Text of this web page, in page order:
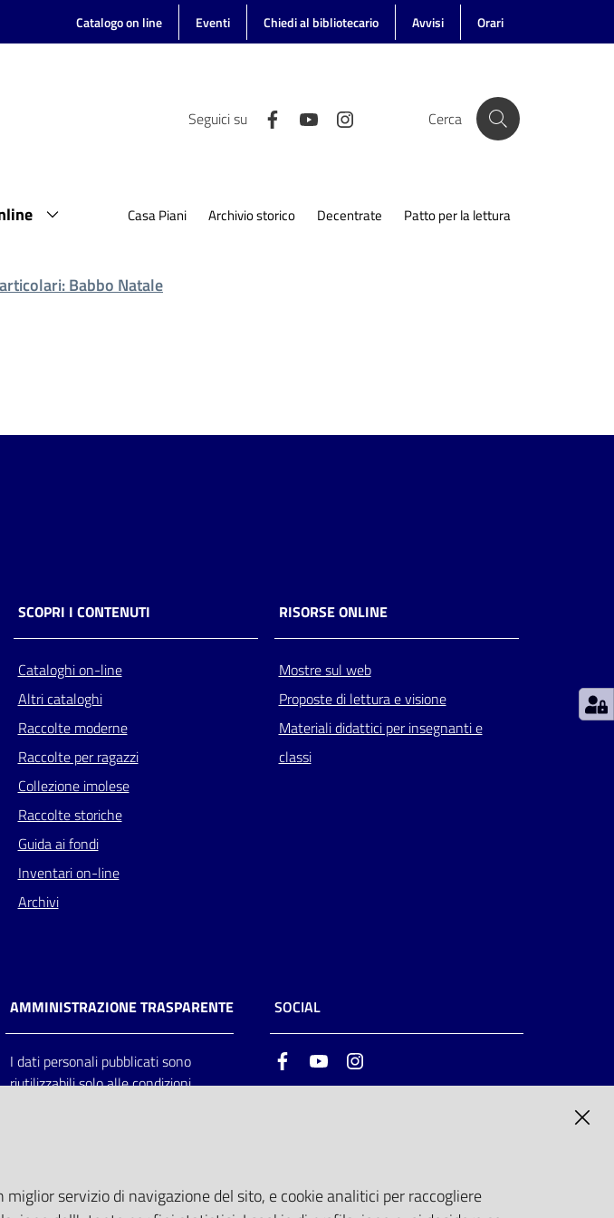
Catalogo on line Eventi Chiedi al bibliotecario Avvisi Orari
Seguici su Cerca
Casa Piani Archivio storico Decentrate Patto per la lettura
Babbo Natale
SCOPRI I CONTENUTI
Cataloghi on-line
Altri cataloghi
Raccolte moderne
Raccolte per ragazzi
Collezione imolese
Raccolte storiche
Guida ai fondi
Inventari on-line
Archivi
RISORSE ONLINE
Mostre sul web
Proposte di lettura e visione
Materiali didattici per insegnanti e
classi
AMMINISTRAZIONE TRASPARENTE
I dati personali pubblicati sono
riutilizzabili solo alle condizioni
SOCIAL
FacebookYoutube
servizio di navigazione del sito, e cookie analitici per raccogliere